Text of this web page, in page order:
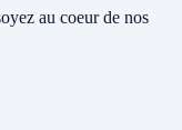
au coeur de nos